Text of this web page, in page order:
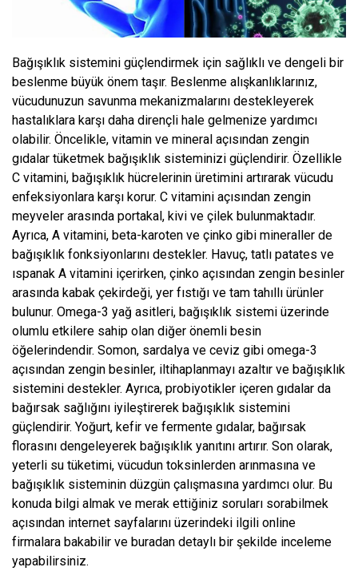
Bağışıklık sistemini güçlendirmek için sağlıklı ve dengeli bir
beslenme büyük önem taşır. Beslenme alışkanlıklarınız,
vücudunuzun savunma mekanizmalarını destekleyerek
hastalıklara karşı daha dirençli hale gelmenize yardımcı
olabilir. Öncelikle, vitamin ve mineral açısından zengin
gıdalar tüketmek bağışıklık sisteminizi güçlendirir. Özellikle
C vitamini, bağışıklık hücrelerinin üretimini artırarak vücudu
enfeksiyonlara karşı korur. C vitamini açısından zengin
meyveler arasında portakal, kivi ve çilek bulunmaktadır.
Ayrıca, A vitamini, beta-karoten ve çinko gibi mineraller de
bağışıklık fonksiyonlarını destekler. Havuç, tatlı patates ve
ıspanak A vitamini içerirken, çinko açısından zengin besinler
arasında kabak çekirdeği, yer fıstığı ve tam tahıllı ürünler
bulunur. Omega-3 yağ asitleri, bağışıklık sistemi üzerinde
olumlu etkilere sahip olan diğer önemli besin
öğelerindendir. Somon, sardalya ve ceviz gibi omega-3
açısından zengin besinler, iltihaplanmayı azaltır ve bağışıklık
sistemini destekler. Ayrıca, probiyotikler içeren gıdalar da
bağırsak sağlığını iyileştirerek bağışıklık sistemini
güçlendirir. Yoğurt, kefir ve fermente gıdalar, bağırsak
florasını dengeleyerek bağışıklık yanıtını artırır. Son olarak,
yeterli su tüketimi, vücudun toksinlerden arınmasına ve
bağışıklık sisteminin düzgün çalışmasına yardımcı olur. Bu
konuda bilgi almak ve merak ettiğiniz soruları sorabilmek
açısından internet sayfalarını üzerindeki ilgili online
firmalara bakabilir ve buradan detaylı bir şekilde inceleme
yapabilirsiniz.